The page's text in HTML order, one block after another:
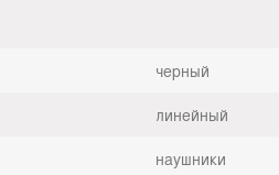
черный
линейный
наушники